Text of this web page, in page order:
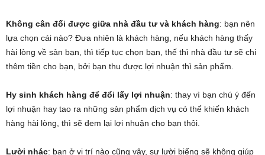
Không cân đối được giữa nhà đầu tư và khách hàng: bạn nên
lựa chọn cái nào? Đưa nhiên là khách hàng, nếu khách hàng thấy
hài lòng về sản bạn, thì tiếp tục chọn bạn, thế thì nhà đầu tư sẽ chi
thêm tiền cho bạn, bởi bạn thu được lợi nhuận thì sản phẩm.
Hy sinh khách hàng để đổi lấy lợi nhuận: thay vì bạn chú ý đến
lợi nhuận hay tao ra những sản phẩm dịch vụ có thể khiến khách
hàng hài lòng, thì sẽ đem lại lợi nhuận cho bạn thôi.
Lười nhác: bạn ở vị trí nào cũng vậy, sự lười biếng sẽ không giúp